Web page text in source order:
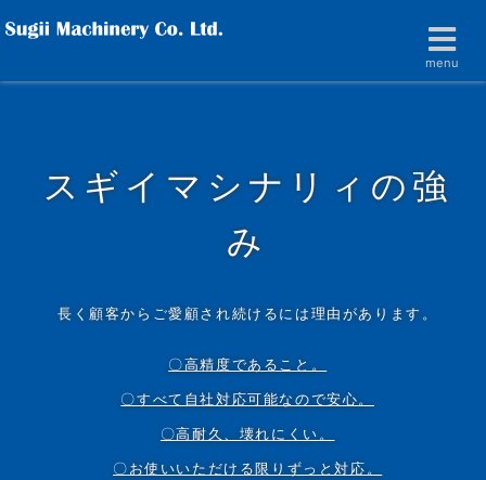
menu
スギイマシナリィの強
み
長く顧客からご愛顧され続けるには理由があります。
〇高精度であること。
〇すべて自社対応可能なので安心。
〇高耐久、壊れにくい。
〇お使いいただける限りずっと対応。